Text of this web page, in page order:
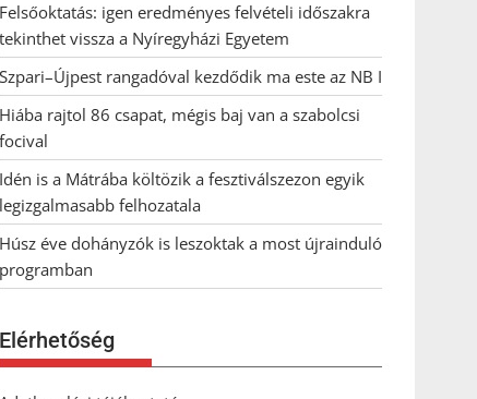
Felsőoktatás: igen eredményes felvételi időszakra
tekinthet vissza a Nyíregyházi Egyetem
Szpari–Újpest rangadóval kezdődik ma este az NB I
Hiába rajtol 86 csapat, mégis baj van a szabolcsi
focival
Idén is a Mátrába költözik a fesztiválszezon egyik
legizgalmasabb felhozatala
Húsz éve dohányzók is leszoktak a most újrainduló
programban
Elérhetőség